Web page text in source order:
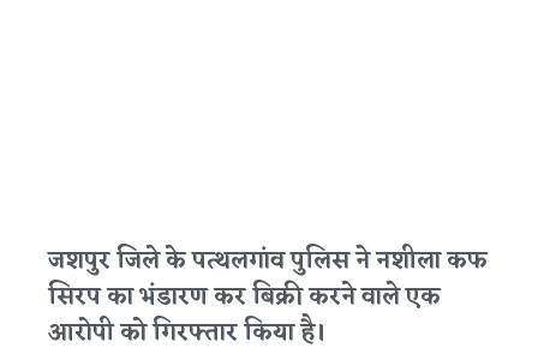
जशपुर जिले के पत्थलगांव पुलिस ने नशीला कफ
सिरप का भंडारण कर बिक्री करने वाले एक
आरोपी को गिरफ्तार किया है।